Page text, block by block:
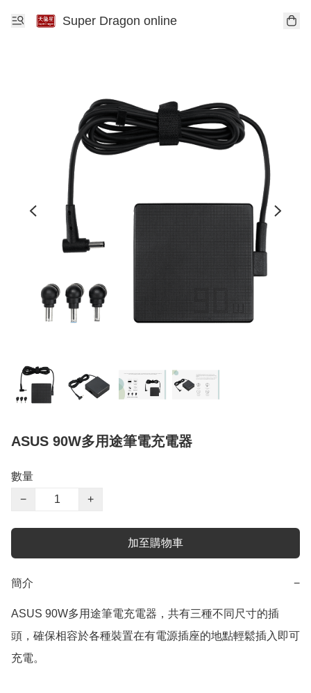
Super Dragon online
ASUS 90W多用途筆電充電器
數量
−
+
加至購物車
簡介 −
ASUS 90W多用途筆電充電器，共有三種不同尺寸的插
頭，確保相容於各種裝置在有電源插座的地點輕鬆插入即可
充電。